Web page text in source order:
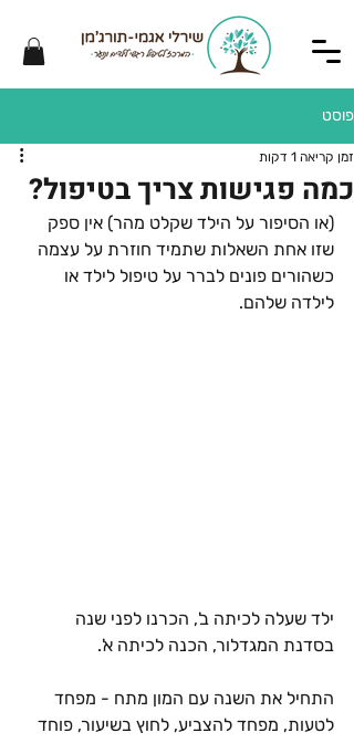
פוסט
כמה פגישות צריך בטיפול?
זמן קריאה 1 דקות
(או הסיפור על הילד שקלט מהר) אין ספק
שזו אחת השאלות שתמיד חוזרת על עצמה
כשהורים פונים לברר על טיפול לילד או
לילדה שלהם.
ילד שעלה לכיתה ב', הכרנו לפני שנה
בסדנת המגדלור, הכנה לכיתה א'.
התחיל את השנה עם המון מתח - מפחד
לטעות, מפחד להצביע, לחוץ בשיעור, פוחד